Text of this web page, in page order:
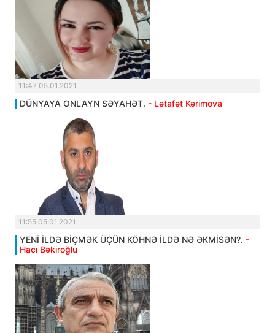
11:47 05.01.2021
DÜNYAYA ONLAYN SƏYAHƏT. - Lətafət Kərimova
11:55 05.01.2021
YENİ İLDƏ BİÇMƏK ÜÇÜN KÖHNƏ İLDƏ NƏ ƏKMİSƏN?. -
Hacı Bəkiroğlu